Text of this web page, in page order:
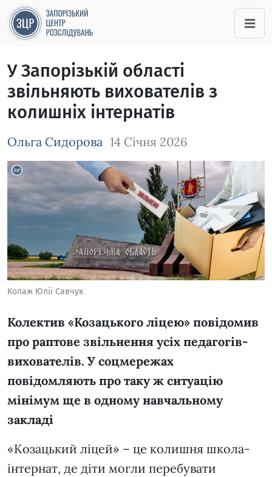
У Запорізькій області
звільняють вихователів з
колишніх інтернатів
Ольга Сидорова 14 Січня 2026
Зображення завантажується
Колаж Юлії Савчук
Колектив «Козацького ліцею» повідомив
про раптове звільнення усіх педагогів-
вихователів. У соцмережах
повідомляють про таку ж ситуацію
мінімум ще в одному навчальному
закладі
«Козацький ліцей» – це колишня школа-
інтернат, де діти могли перебувати